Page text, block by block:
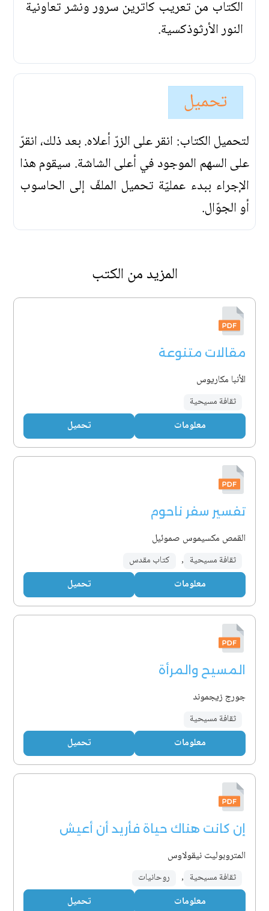
الكتاب من تعريب كاترين سرور ونشر تعاونية
النور الأرثوذكسية.
تحميل
لتحميل الكتاب: انقر على الزرّ أعلاه. بعد ذلك، انقرّ
على السهم الموجود في أعلى الشاشة. سيقوم هذا
الإجراء ببدء عمليّة تحميل الملفّ إلى الحاسوب
أو الجوّال.
المزيد من الكتب
مقالات متنوعة
الأنبا مكاريوس
ثقافة مسيحية
معلومات تحميل
تفسير سفر ناحوم
القمص مكسيموس صموئيل
ثقافة مسيحية , كتاب مقدس
معلومات تحميل
المسيح والمرأة
جورج زيجموند
ثقافة مسيحية
معلومات تحميل
إن كانت هناك حياة فأريد أن أعيش
المتروبوليت نيقولاوس
ثقافة مسيحية , روحانيات
معلومات تحميل